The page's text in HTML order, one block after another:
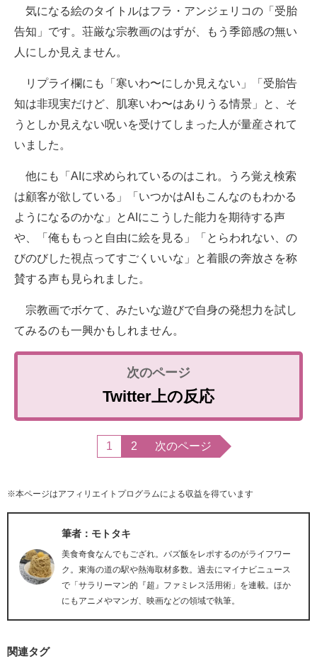
エレクトロニクス専門サイト
電子設計の基本と応用
建設×テクノロジーの最前線
ちょっと気になるネットの話題
気になる絵のタイトルはフラ・アンジェリコの「受胎
告知」です。荘厳な宗教画のはずが、もう季節感の無い
人にしか見えません。
リプライ欄にも「寒いわ〜にしか見えない」「受胎告
知は非現実だけど、肌寒いわ〜はありうる情景」と、そ
うとしか見えない呪いを受けてしまった人が量産されて
いました。
他にも「AIに求められているのはこれ。うろ覚え検索
は顧客が欲している」「いつかはAIもこんなのもわかる
ようになるのかな」とAIにこうした能力を期待する声
や、「俺ももっと自由に絵を見る」「とらわれない、の
びのびした視点ってすごくいいな」と着眼の奔放さを称
賛する声も見られました。
宗教画でボケて、みたいな遊びで自身の発想力を試し
てみるのも一興かもしれません。
Twitter上の反応
1 2 次のページ
※本ページはアフィリエイトプログラムによる収益を得ています
筆者：モトタキ
美食奇食なんでもござれ。バズ飯をレポするのがライフワー
ク。東海の道の駅や熱海取材多数。過去にマイナビニュース
で「サラリーマン的『超』ファミレス活用術」を連載。ほか
にもアニメやマンガ、映画などの領域で執筆。
関連タグ